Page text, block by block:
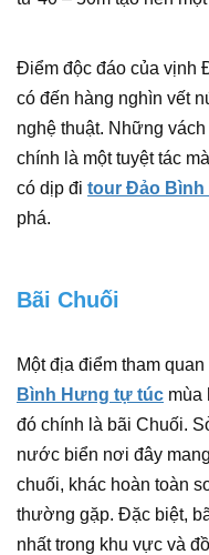
Điểm độc đáo của vịnh
có đến hàng nghìn vết
nghệ thuật. Những
chính là một tuyệt tác
có dịp đi tour Đảo Bình
phá.
Bãi Chuối
Một địa điểm tham
Bình Hưng tự túc mùa
đó chính là bãi Chuối.
nước biển nơi đây
chuối, khác hoàn toàn
thường gặp. Đặc biệt,
nhất trong khu vực và